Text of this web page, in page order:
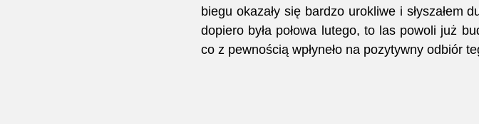
biegu okazały się bardzo urokliwe i słyszałem
dopiero była połowa lutego, to las powoli już
co z pewnością wpłyneło na pozytywny odbiór